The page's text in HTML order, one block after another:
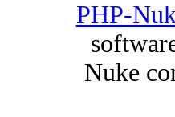
PHP-
Nuke